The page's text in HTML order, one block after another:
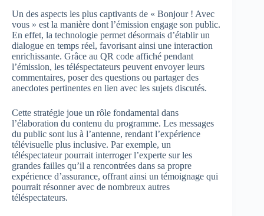
Un des aspects les plus captivants de « Bonjour ! Avec
vous » est la manière dont l’émission engage son public.
En effet, la technologie permet désormais d’établir un
dialogue en temps réel, favorisant ainsi une interaction
enrichissante. Grâce au QR code affiché pendant
l’émission, les téléspectateurs peuvent envoyer leurs
commentaires, poser des questions ou partager des
anecdotes pertinentes en lien avec les sujets discutés.
Cette stratégie joue un rôle fondamental dans
l’élaboration du contenu du programme. Les messages
du public sont lus à l’antenne, rendant l’expérience
télévisuelle plus inclusive. Par exemple, un
téléspectateur pourrait interroger l’experte sur les
grandes failles qu’il a rencontrées dans sa propre
expérience d’assurance, offrant ainsi un témoignage qui
pourrait résonner avec de nombreux autres
téléspectateurs.